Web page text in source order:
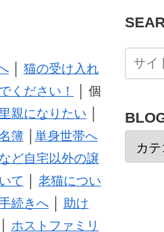
│ 猫の受け入れ
ください！
│ 個
親になりたい
簿│ 単身世帯へ
ど自宅以外の譲
て
老猫につい
続きへ│
助け
ホストファミリ